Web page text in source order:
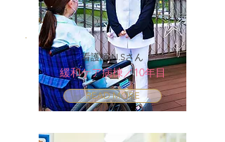
看護師 N.Sさん
緩和ケア病棟／10年目
READ MORE